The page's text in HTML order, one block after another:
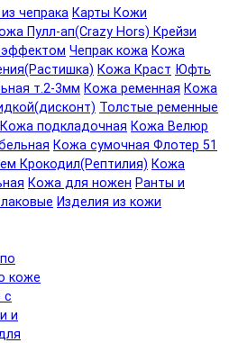
чепрака Карты Кожи
Пулл-ап(Crazy Hors) Крейзи
эффектом Чепрак кожа Кожа
Кожа Краст Юфть
т.2-3мм Кожа ременная Кожа
Толстые ременные
Кожа подкладочная Кожа Велюр
Кожа сумочная Флотер 51
Крокодил(Рептилия) Кожа
Кожа для ножен Ранты и
Изделия из кожи
коже
с
и